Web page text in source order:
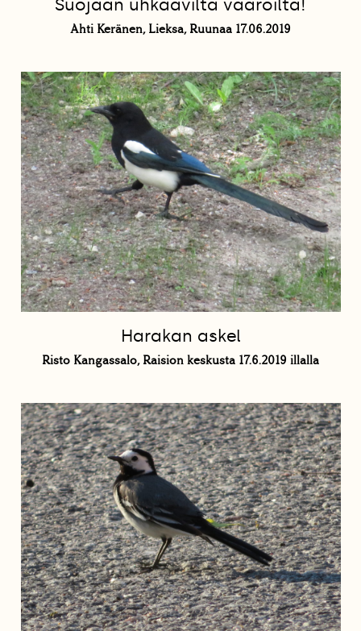
Suojaan uhkaavilta vaaroilta!
Ahti Keränen, Lieksa, Ruunaa 17.06.2019
Harakan askel
Risto Kangassalo, Raision keskusta 17.6.2019 illalla